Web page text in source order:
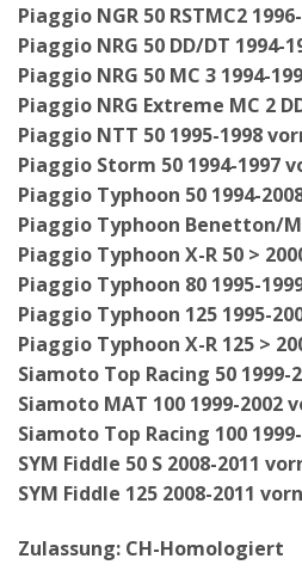
Piaggio NGR 50 RSTMC2
Piaggio NRG 50 DD/DT 1994-
Piaggio NRG 50 MC 3 1994-
Piaggio NRG Extreme MC 2
Piaggio NTT 50 1995-1998
Piaggio Storm 50 1994-1997
Piaggio Typhoon 50 1994-
Piaggio Typhoon Benetton/
Piaggio Typhoon X-R 50 >
Piaggio Typhoon 80 1995-
Piaggio Typhoon 125 1995-
Piaggio Typhoon X-R 125 >
Siamoto Top Racing 50 1999-
Siamoto MAT 100 1999-2002
Siamoto Top Racing 100
SYM Fiddle 50 S 2008-2011
SYM Fiddle 125 2008-2011
Zulassung: CH-Homologiert